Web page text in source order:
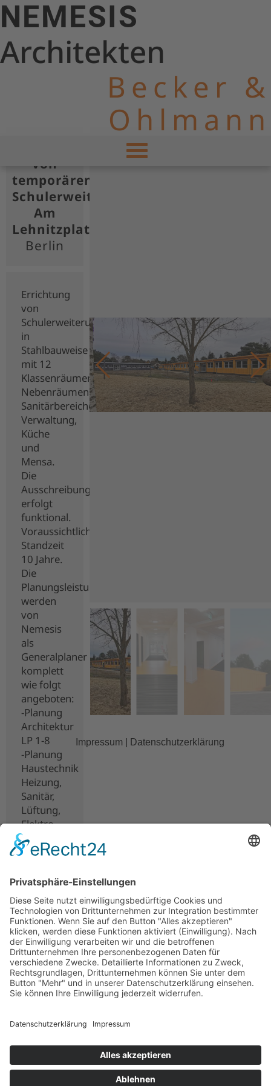
NEMESIS
Architekten
Becker &
Ohlmann
von
temporären
Schulerweiterungsbauten
Am
Lehnitzplatz
Berlin
Errichtung
von
Schulerweiterungsbauten
in
Stahlbauweise
mit 12
Klassenräumen,
Nebenräumen,
Sanitärbereichen,
Verwaltung,
Küche
und
Mensa.
Die
Ausschreibung
erfolgt
funktional.
Voraussichtliche
Standzeit
10 Jahre.
Die
Planungsleistungen
werden
von
Nemesis
als
Generalplaner
komplett
wie folgt
angeboten:
-Planung
Architektur
LP 1-8
-Planung
Haustechnik
Heizung,
Sanitär,
Lüftung,
Elektro
-
Tragwerksplanung
Brandschutz
Wärmeschutznachweis
-
Schallschutznachweis
Bauherr:
Öffentlich,
BGF:
Baukosten:
Impressum Datenschutzerklärung